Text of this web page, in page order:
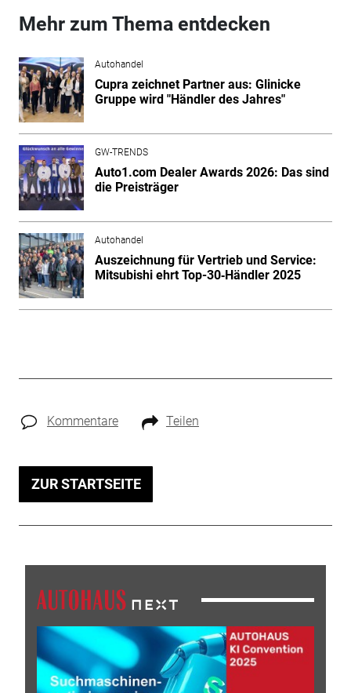
Mehr zum Thema entdecken
Autohandel
Cupra zeichnet Partner aus: Glinicke
Gruppe wird "Händler des Jahres"
GW-TRENDS
Auto1.com Dealer Awards 2026: Das sind
die Preisträger
Autohandel
Auszeichnung für Vertrieb und Service:
Mitsubishi ehrt Top-30‑Händler 2025
Kommentare Teilen
ZUR STARTSEITE